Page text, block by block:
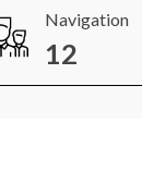
Navigation
12